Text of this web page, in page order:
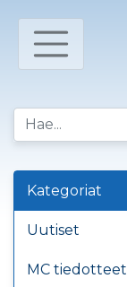
Kategoriat
Uutiset
MC tiedotteet